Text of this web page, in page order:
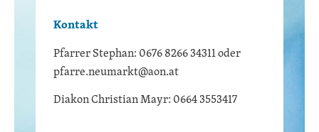
Kontakt
Pfarrer Stephan: 0676 8266 34311 oder
pfarre.neumarkt@aon.at
Diakon Christian Mayr: 0664 3553417